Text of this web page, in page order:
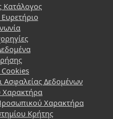
Κατάλογος
Cookies
Ασφαλείας Δεδομένων
Χαρακτήρα
Κρήτης